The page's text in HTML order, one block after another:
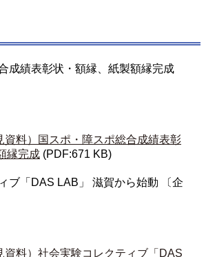
成績表彰状・額縁、紙製額縁完成
資料）国スポ・障スポ総合成績表彰
縁完成 (PDF:671 KB)
ブ「DAS LAB」 滋賀から始動 〔企
資料）社会実験コレクティブ「DAS